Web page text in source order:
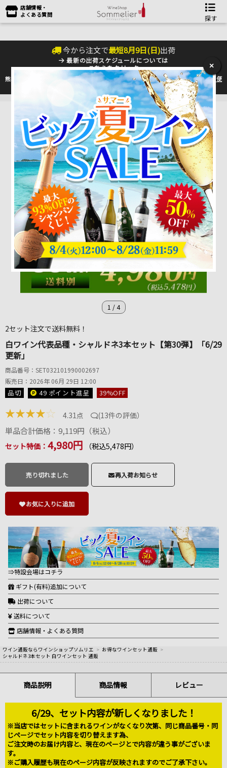
店舗情報・
よくある質問
探す
今から注文で最短8月9日(日)出荷
最新の出荷スケジュールについては
こちらをクリック
熊本地震の影響により九州への配送に遅れが生じております。最新情報は佐川急便
のHP
をご確認下さい。
1 /4
2セット注文で送料無料！
白ワイン代表品種・シャルドネ3本セット【第30弾】「6/29
更新」
商品番号：SET032101990002697
販売日：2026年 06月 29日 12:00
品切 49 ポイント進呈 39%OFF
★★★★☆ 4.31点 (13件の評価）
単品合計価格： 9,119円（税込）
セット特価： 4,980円 （税込5,478円）
売り切れました 再入荷お知らせ
お気に入りに追加
⇒特設会場はコチラ
ギフト(有料)追加について
出荷について
送料について
店舗情報・よくある質問
ワイン通販ならワインショップソムリエ > お得なワインセット通販 >
シャルドネ3本セット 白ワインセット 通販
商品説明 商品情報 レビュー
6/29、セット内容が新しくなりました！
※当店ではセットに含まれるワインがなくなり次第、同じ商品番号・同
じページでセット内容を切り替えます為、
ご注文時のお届け内容と、現在のページとで内容が違う事がございま
す。
※ご購入履歴も現在のページ内容が反映されますのでご了承下さい。
×